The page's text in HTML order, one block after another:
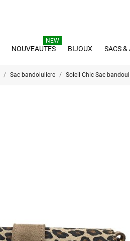
NOUVEAUTES
NEW
BIJOUX SACS &
Sac bandoluliere Soleil Chic Sac